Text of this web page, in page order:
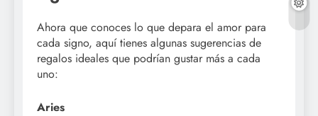
Ahora que conoces lo que depara el amor para
cada signo, aquí tienes algunas sugerencias de
regalos ideales que podrían gustar más a cada
uno:
Aries